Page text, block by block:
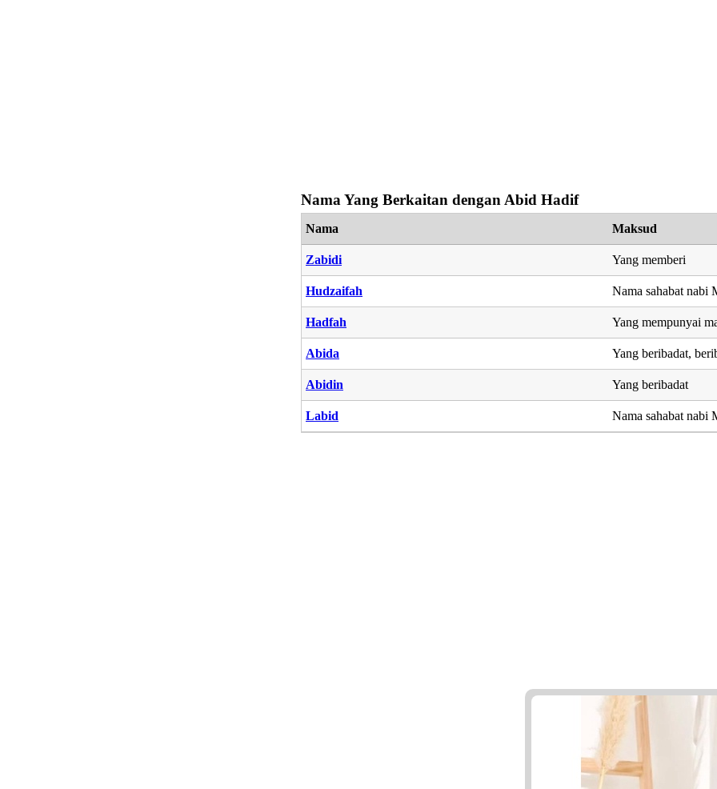
Nama Yang Berkaitan dengan Abid Hadif
Nama Maksud
Zabidi Yang memberi
Hudzaifah Nama sahabat nabi
Hadfah Yang mempunyai
Abida Yang beribadat,
Abidin Yang beribadat
Labid Nama sahabat nabi